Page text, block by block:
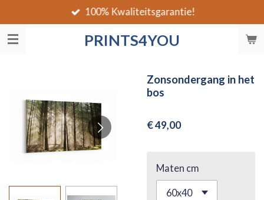
direct
naar
PRINTS4YOU
100% Kwaliteitsgarantie!
Zonsondergang in het
bos
€ 49,00
Maten cm